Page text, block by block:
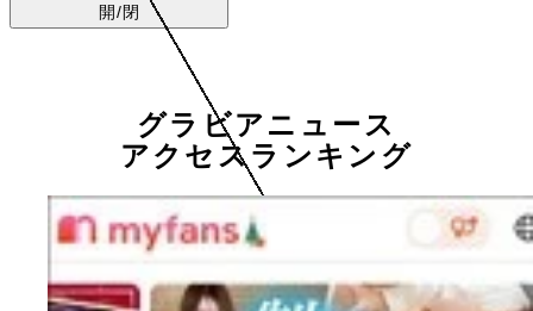
開/閉
グラビアニュース
アクセスランキング